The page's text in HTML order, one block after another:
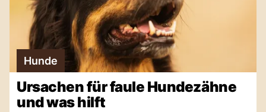
Hunde
Ursachen für faule Hundezähne
und was hilft